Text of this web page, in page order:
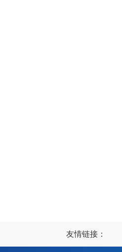
友情链接：